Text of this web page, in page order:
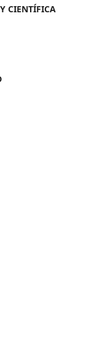
CIENTÍFICA